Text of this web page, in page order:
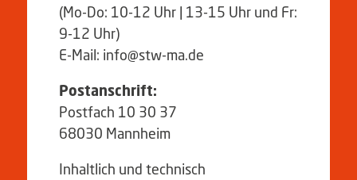
(Mo-Do: 10-12 Uhr | 13-15 Uhr und Fr:
9-12 Uhr)
E-Mail: info@stw-ma.de
Postanschrift:
Postfach 10 30 37
68030 Mannheim
Inhaltlich und technisch